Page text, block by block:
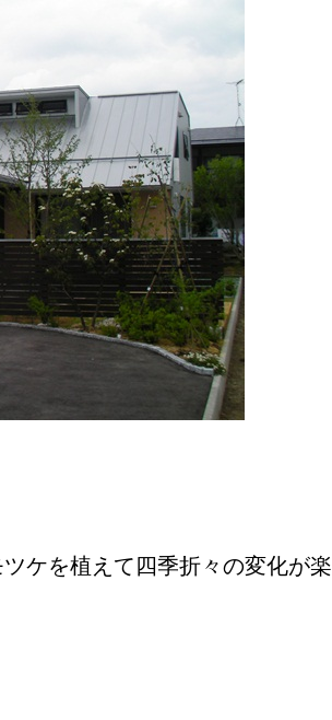
ケを植えて四季折々の変化が楽